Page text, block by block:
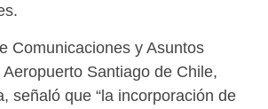
Comunicaciones y Asuntos
Santiago de Chile,
señaló que “la incorporación de